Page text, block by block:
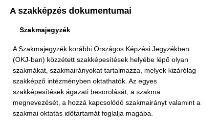
A szakképzés dokumentumai
Szakmajegyzék
A Szakmajegyzék korábbi Országos Képzési Jegyzékben
(OKJ-ban) közzétett szakképesítések helyébe lépő olyan
szakmákat, szakmairányokat tartalmazza, melyek kizárólag
szakképző intézményben oktathatók. Az egyes
szakképesítések ágazati besorolását, a szakma
megnevezését, a hozzá kapcsolódó szakmairányt valamint a
szakmai oktatás időtartamát foglalja magába.